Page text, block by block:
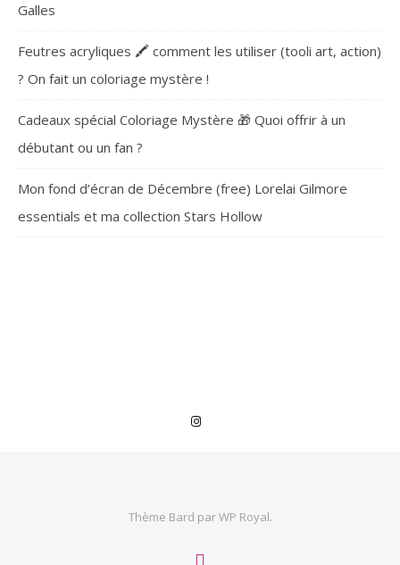
Galles
Feutres acryliques 🖍️ comment les utiliser (tooli art, action)
? On fait un coloriage mystère !
Cadeaux spécial Coloriage Mystère 🎁 Quoi offrir à un
débutant ou un fan ?
Mon fond d’écran de Décembre (free) Lorelai Gilmore
essentials et ma collection Stars Hollow
Thème Bard parWP Royal.